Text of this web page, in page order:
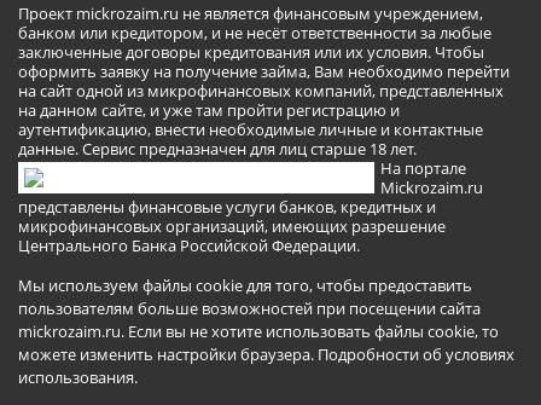
Проект mickrozaim.ru не является финансовым учреждением,
банком или кредитором, и не несёт ответственности за любые
заключенные договоры кредитования или их условия. Чтобы
оформить заявку на получение займа, Вам необходимо перейти
на сайт одной из микрофинансовых компаний, представленных
на данном сайте, и уже там пройти регистрацию и
аутентификацию, внести необходимые личные и контактные
данные. Сервис предназначен для лиц старше 18 лет.
На портале
Mickrozaim.ru
представлены финансовые услуги банков, кредитных и
микрофинансовых организаций, имеющих разрешение
Центрального Банка Российской Федерации.
Мы используем файлы cookie для того, чтобы предоставить
пользователям больше возможностей при посещении сайта
mickrozaim.ru. Если вы не хотите использовать файлы cookie, то
можете изменить настройки браузера. Подробности об условиях
использования.